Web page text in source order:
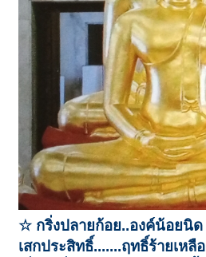
☆ กริ่งปลายก้อย..องค์น้อยนิด
เสกประสิทธิ์.......ฤทธิ์ร้ายเหลือ